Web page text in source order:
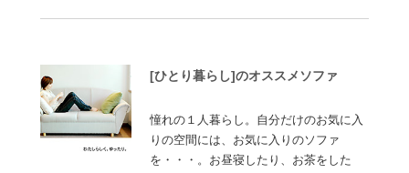
[ひとり暮らし]のオススメソファ
憧れの１人暮らし。自分だけのお気に入
りの空間には、お気に入りのソファ
を・・・。お昼寝したり、お茶をした